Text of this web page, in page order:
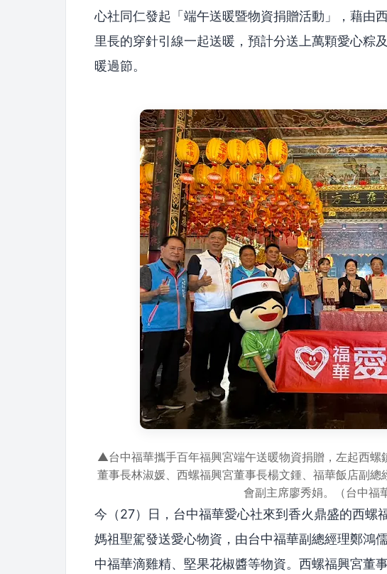
心社同仁發起「端午送暖暨物資捐贈活動」，藉由
里長的穿針引線一起送暖，預計分送上萬顆愛心粽
暖過節。
▲台中福華攜手百年福興宮端午送暖物資捐贈，左起西螺
董事長林淑媛、西螺福興宮董事長楊文鍾、福華飯店副
會副主席廖秀娟。（台中福
今（27）日，台中福華愛心社來到香火鼎盛的西螺
媽祖聖駕發送愛心物資，由台中福華副總經理鄭鴻
中福華滴雞精、堅果花椒醬等物資。西螺福興宮董